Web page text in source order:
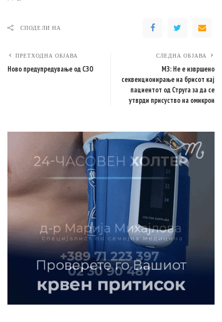
СПОДЕЛИ НА
ПРЕТХОДНА ОБЈАВА
Ново предупредување од СЗО
СЛЕДНА ОБЈАВА
МЗ: Не е извршено
секвенционирање на брисот кај
пациентот од Струга за да се
утврди присуство на омикрон